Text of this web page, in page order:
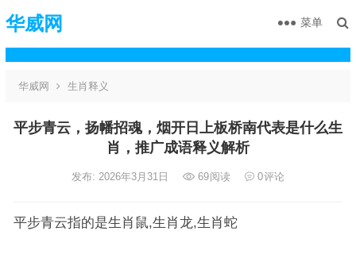
华威网 菜单
华威网 生肖释义
平步青云，扬幡招魂，烟开日上板桥南代表是什么生
肖，推广成语释义解析
发布: 2026年3月31日 69阅读 0评论
平步青云指的是生肖鼠,生肖龙,生肖蛇